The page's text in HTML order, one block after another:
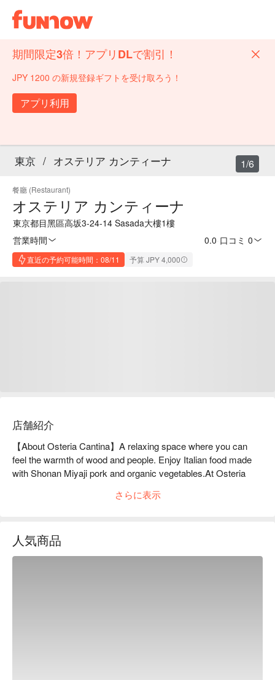
期間限定3倍！アプリDLで割引！
JPY 1200 の新規登録ギフトを受け取ろう！
アプリ利用
東京 / オステリア カンティーナ
餐廳 (Restaurant)
オステリア カンティーナ
東京都目黑區高坂3-24-14 Sasada大樓1樓
営業時間
0.0 口コミ 0
直近の予約可能時間：08/11 予算 JPY 4,000
1/6
店舗紹介
【About Osteria Cantina】A relaxing space where you can
feel the warmth of wood and people. Enjoy Italian food made
with Shonan Miyaji pork and organic vegetables.At Osteria
healthy ingredients. You can spend a peaceful time in a space
Miyaji pork and organic vegetables. You can enjoy meals that
are also carefully considered to harmonize with the wine to
さらに表示
人気商品